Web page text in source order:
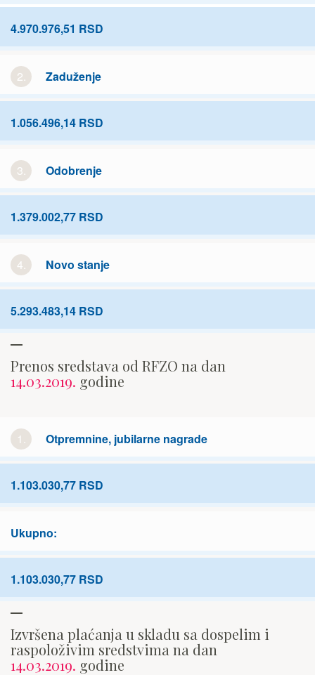
4.970.976,51 RSD
2. Zaduženje
1.056.496,14 RSD
3. Odobrenje
1.379.002,77 RSD
4. Novo stanje
5.293.483,14 RSD
Prenos sredstava od RFZO na dan
14.03.2019. godine
1. Otpremnine, jubilarne nagrade
1.103.030,77 RSD
Ukupno:
1.103.030,77 RSD
Izvršena plaćanja u skladu sa dospelim i
raspoloživim sredstvima na dan
14.03.2019. godine